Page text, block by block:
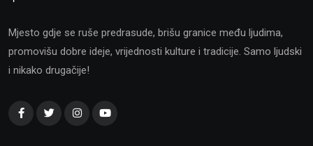
Mjesto gdje se ruše predrasude, brišu granice među ljudima,
promovišu dobre ideje, vrijednosti kulture i tradicije. Samo ljudski
i nikako drugačije!